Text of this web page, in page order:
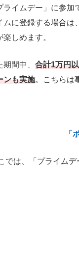
イムデー」に参加
ムに登録する場合は
楽しめます。
間中、 合計1万円
ンも実施。こちらは
「
では、「プライムデ